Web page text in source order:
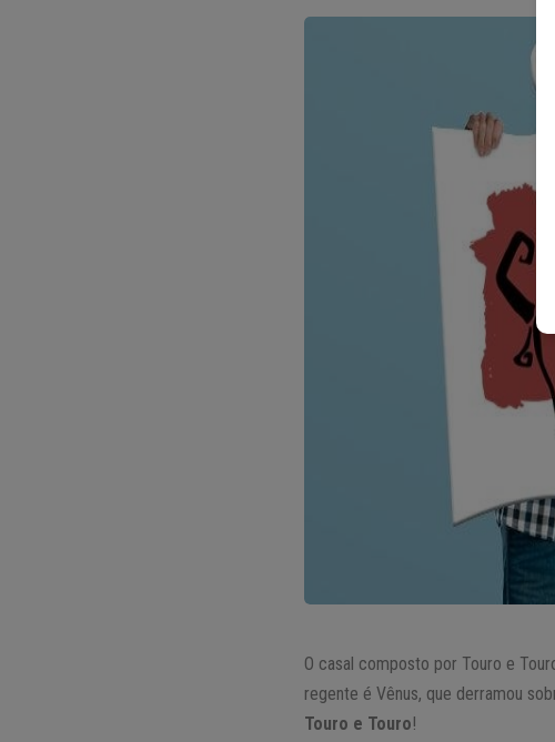
O casal composto por Touro e
regente é Vênus, que derramou
Touro e Touro!